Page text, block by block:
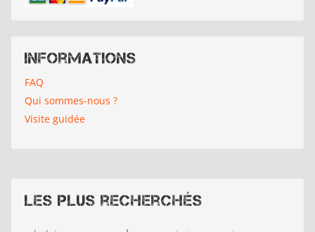
Informations
FAQ
Qui sommes-nous ?
Visite guidée
Les plus recherchés